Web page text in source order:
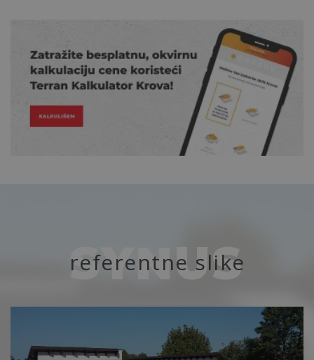
SYNUS
referentne slike